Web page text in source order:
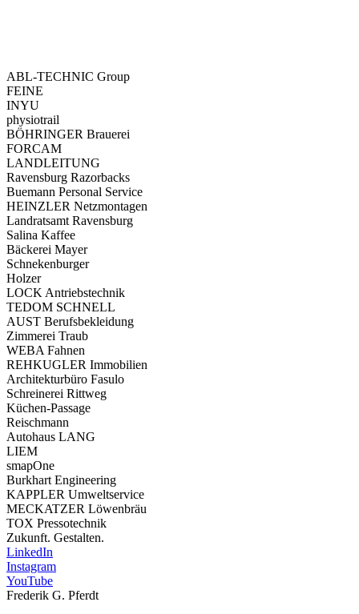
ABL-TECHNIC Group
FEINE
INYU
physiotrail
BÖHRINGER Brauerei
FORCAM
LANDLEITUNG
Ravensburg Razorbacks
Buemann Personal Service
HEINZLER Netzmontagen
Landratsamt Ravensburg
Salina Kaffee
Bäckerei Mayer
Schnekenburger
Holzer
LOCK Antriebstechnik
TEDOM SCHNELL
AUST Berufsbekleidung
Zimmerei Traub
WEBA Fahnen
REHKUGLER Immobilien
Architekturbüro Fasulo
Schreinerei Rittweg
Küchen-Passage
Reischmann
Autohaus LANG
LIEM
smapOne
Burkhart Engineering
KAPPLER Umweltservice
MECKATZER Löwenbräu
TOX Pressotechnik
Zukunft. Gestalten.
LinkedIn
Instagram
YouTube
Frederik G. Pferdt